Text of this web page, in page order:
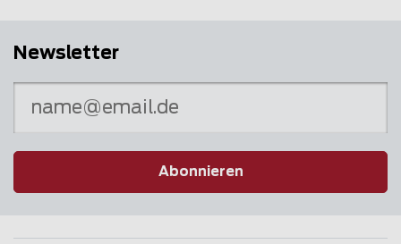
Newsletter
Abonnieren